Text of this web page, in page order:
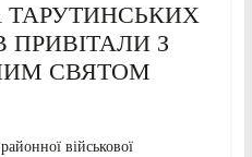
ПРИВІТАЛИ З
СВЯТОМ
військової